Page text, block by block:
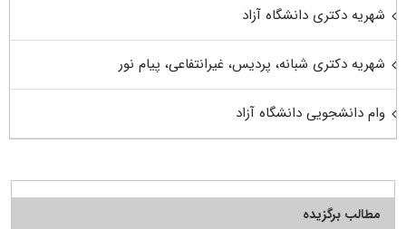
شهریه دکتری دانشگاه آزاد
شهریه دکتری شبانه، پردیس، غیرانتفاعی، پیام نور
وام دانشجویی دانشگاه آزاد
مطالب برگزیده